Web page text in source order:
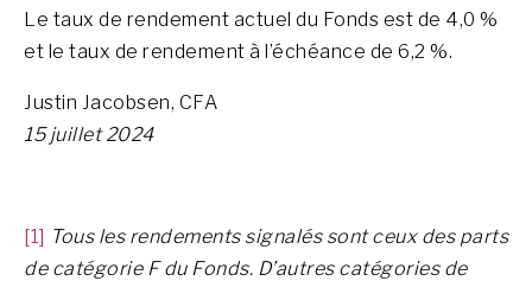
Le taux de rendement actuel du Fonds est de 4,0 %
et le taux de rendement à l’échéance de 6,2 %.
Justin Jacobsen, CFA
15 juillet 2024
[1] Tous les rendements signalés sont ceux des parts
de catégorie F du Fonds. D’autres catégories de